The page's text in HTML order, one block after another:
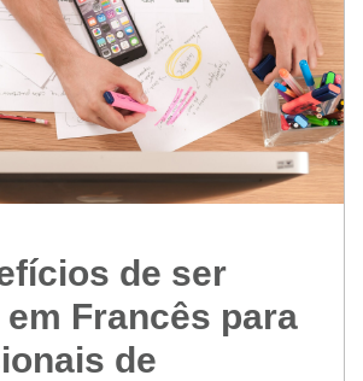
de ser
Francês para
de